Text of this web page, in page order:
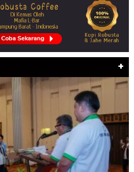
+